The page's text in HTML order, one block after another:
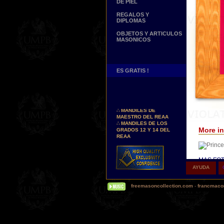
MAESTRO DEL REAA
∴MANDILES DE LOS
GRADOS 12 Y 14 DEL
REAA
Personaliza tus Arreos
TU NOMBRE BORDADO
SOBRE TU MANDIL, TU
BANDA O TU COLLARIN
Nueva pagina !
∴UNA PAGINA DE
TESTIMONIOS DE
DE PIEL
REGALOS Y
DIPLOMAS
OBJETOS Y ARTICULOS
MASONICOS
ES GRATIS !
AYUDA
freemasoncollection.com -
More
MAS
Δ
(Hoy en
palabras